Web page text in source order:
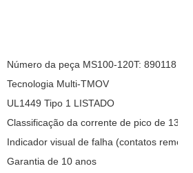
Número da peça MS100-120T: 890118
Tecnologia Multi-TMOV
UL1449 Tipo 1 LISTADO
Classificação da corrente de pico de
Indicador visual de falha (contatos
Garantia de 10 anos